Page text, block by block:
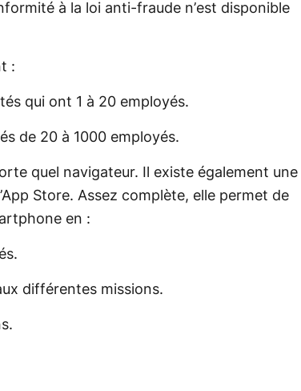
à la loi anti-fraude n’est disponible
:
qui ont 1 à 20 employés.
de 20 à 1000 employés.
quel navigateur. Il existe également une
Store. Assez complète, elle permet de
en :
différentes missions.